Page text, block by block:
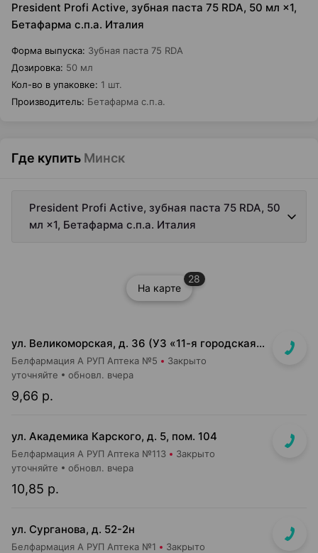
President Profi Active, зубная паста 75 RDA, 50 мл ×1,
Бетафарма с.п.а. Италия
Форма выпуска: Зубная паста 75 RDA
Дозировка: 50 мл
Кол-во в упаковке: 1 шт.
Производитель: Бетафарма с.п.а.
Где купить Минск
President Profi Active, зубная паста 75 RDA, 50
мл ×1, Бетафарма с.п.а. Италия
На карте
28
ул. Великоморская, д. 36 (УЗ «11-я городская п-ка»)
Белфармация А РУП Аптека №5 Закрыто
9,66 р.
уточняйте обновл. вчера
ул. Академика Карского, д. 5, пом. 104
Белфармация А РУП Аптека №113 Закрыто
10,85 р.
уточняйте обновл. вчера
ул. Сурганова, д. 52-2н
Белфармация А РУП Аптека №1 Закрыто